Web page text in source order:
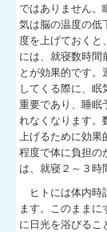
ではありません。
気は脳の温度の低
度を上げておくと
には、就寝数時間
とが効果的です
してくる際に、
重要であり、睡眠
れなくなります。
上げるために効果
程度で体に負担の
は、就寝２～３時
ヒトには体内時
ます。このままに
に日光を浴びるこ